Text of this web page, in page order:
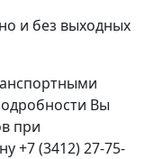
и без выходных
Вы
при
+7 (3412) 27-75-